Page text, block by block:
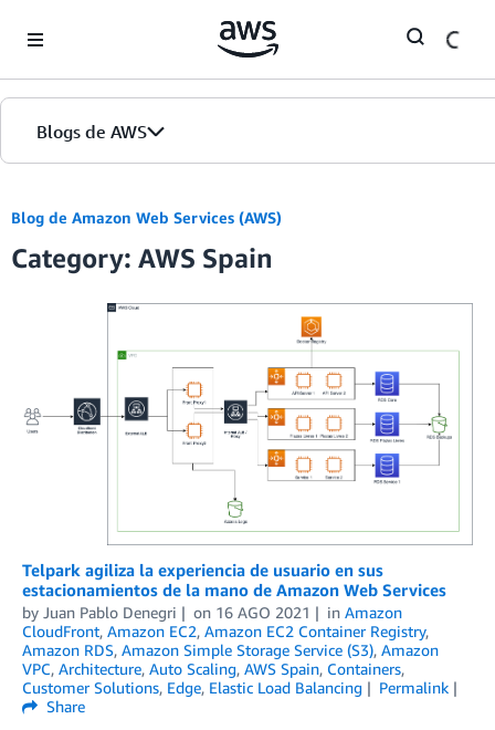
Blogs de AWS
Inicio
Ediciones
Blog de Amazon Web Services (AWS)
Category: AWS Spain
Telpark agiliza la experiencia de usuario en sus
estacionamientos de la mano de Amazon Web Services
by Juan Pablo Denegri on 16 AGO 2021 in Amazon
CloudFront, Amazon EC2, Amazon EC2 Container Registry,
Amazon RDS, Amazon Simple Storage Service (S3), Amazon
VPC, Architecture, Auto Scaling, AWS Spain, Containers,
Customer Solutions, Edge, Elastic Load Balancing
Permalink
Share